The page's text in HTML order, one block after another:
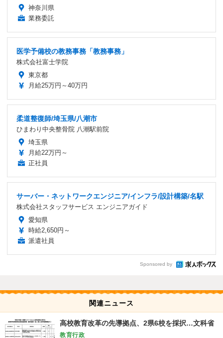
神奈川県
業務委託
医学予備校の教務事務「教務事務」
株式会社富士学院
東京都
月給25万円～40万円
柔道整復師/埼玉県/八潮市
ひまわり中央整骨院 八潮駅前院
埼玉県
月給22万円～
正社員
サーバー・ネットワークエンジニア/インフラ/設計構築/名駅
株式会社スタッフサービス エンジニアガイド
愛知県
時給2,650円～
派遣社員
Sponsored by
関連ニュース
高校教育改革の先導拠点、2県6校を採択…文科省
教育行政